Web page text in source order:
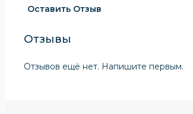
Оставить Отзыв
Отзывы
Отзывов ещё нет. Напишите первым.